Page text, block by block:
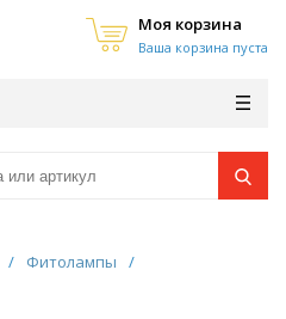
Моя корзина
Ваша корзина пуста
/ Фитолампы
/